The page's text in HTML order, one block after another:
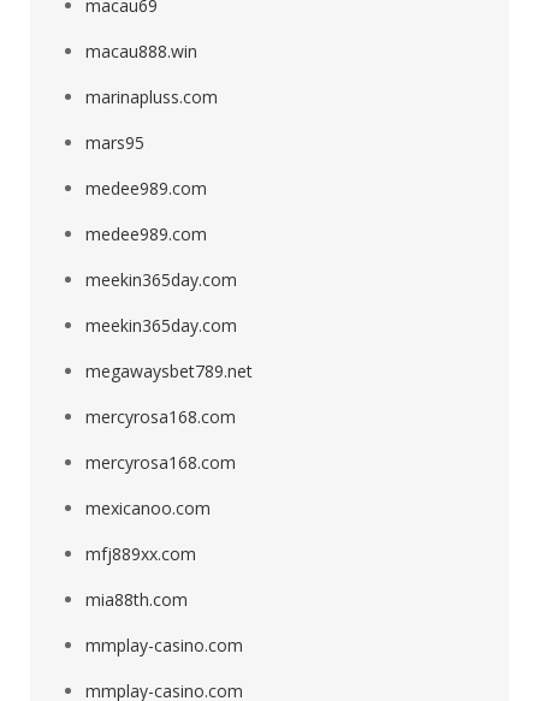
macau69
macau888.win
marinapluss.com
mars95
medee989.com
medee989.com
meekin365day.com
meekin365day.com
megawaysbet789.net
mercyrosa168.com
mercyrosa168.com
mexicanoo.com
mfj889xx.com
mia88th.com
mmplay-casino.com
mmplay-casino.com